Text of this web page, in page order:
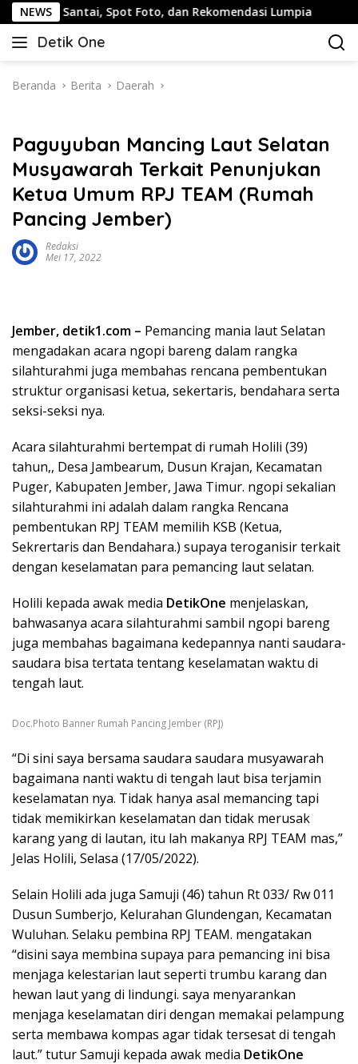
Langsung
ke
konten
NEWS
Spot Foto, dan Rekomendasi Lumpia Panduan
Detik One
Tajam
Fakta
Beranda Berita Daerah
Paguyuban Mancing Laut Selatan
Musyawarah Terkait Penunjukan
Ketua Umum RPJ TEAM (Rumah
Pancing Jember)
Redaksi
Mei 17, 2022
Jember, detik1.com – Pemancing mania laut Selatan
mengadakan acara ngopi bareng dalam rangka
silahturahmi juga membahas rencana pembentukan
struktur organisasi ketua, sekertaris, bendahara serta
seksi-seksi nya.
Acara silahturahmi bertempat di rumah Holili (39)
tahun,, Desa Jambearum, Dusun Krajan, Kecamatan
Puger, Kabupaten Jember, Jawa Timur. ngopi sekalian
silahturahmi ini adalah dalam rangka Rencana
pembentukan RPJ TEAM memilih KSB (Ketua,
Sekrertaris dan Bendahara.) supaya teroganisir terkait
dengan keselamatan para pemancing laut selatan.
Holili kepada awak media DetikOne menjelaskan,
bahwasanya acara silahturahmi sambil ngopi bareng
juga membahas bagaimana kedepannya nanti saudara-
saudara bisa tertata tentang keselamatan waktu di
tengah laut.
Doc.Photo Banner Rumah Pancing Jember (RPJ)
“Di sini saya bersama saudara saudara musyawarah
bagaimana nanti waktu di tengah laut bisa terjamin
keselamatan nya. Tidak hanya asal memancing tapi
tidak memikirkan keselamatan dan tidak merusak
karang yang di lautan, itu lah makanya RPJ TEAM mas,”
Jelas Holili, Selasa (17/05/2022).
Selain Holili ada juga Samuji (46) tahun Rt 033/ Rw 011
Dusun Sumberjo, Kelurahan Glundengan, Kecamatan
Wuluhan. Selaku pembina RPJ TEAM. mengatakan
“disini saya membina supaya para pemancing ini bisa
menjaga kelestarian laut seperti trumbu karang dan
hewan laut yang di lindungi. saya menyarankan
menjaga keselamatan diri dengan memakai pelampung
serta membawa kompas agar tidak tersesat di tengah
laut.” tutur Samuji kepada awak media DetikOne